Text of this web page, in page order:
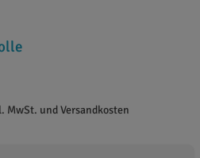
und Versandkosten